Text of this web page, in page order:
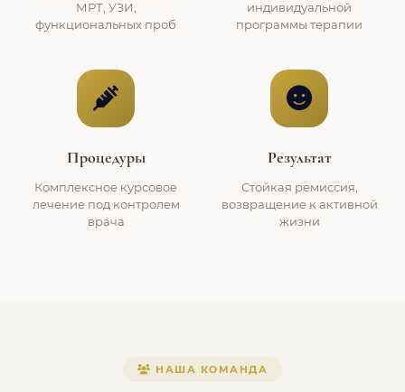
МРТ, УЗИ,
функциональных проб
индивидуальной
программы терапии
Процедуры
Комплексное курсовое
лечение под контролем
врача
Результат
Стойкая ремиссия,
возвращение к активной
жизни
НАША КОМАНДА